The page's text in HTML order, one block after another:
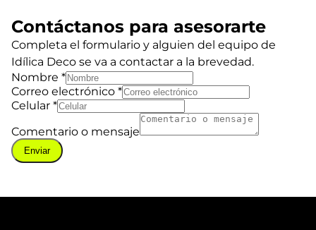
Contáctanos para asesorarte
Completa el formulario y alguien del equipo de
Idílica Deco se va a contactar a la brevedad.
Nombre *
Correo electrónico *
Celular *
Comentario o mensaje
Enviar